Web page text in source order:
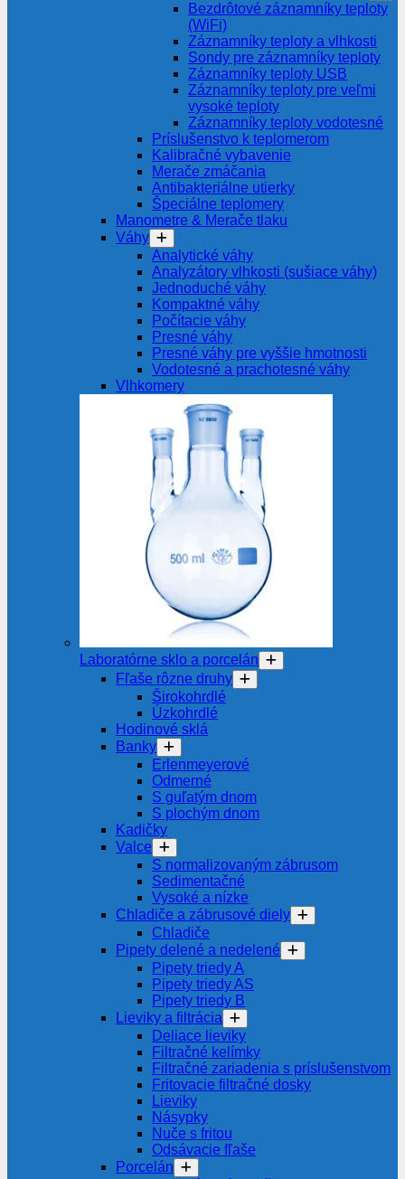
Bezdrôtové záznamníky teploty
(WiFi)
Záznamníky teploty a vlhkosti
Sondy pre záznamníky teploty
Záznamníky teploty USB
Záznamníky teploty pre veľmi
vysoké teploty
Záznamníky teploty vodotesné
Príslušenstvo k teplomerom
Kalibračné vybavenie
Merače zmáčania
Antibakteriálne utierky
Špeciálne teplomery
Manometre & Merače tlaku
Váhy
Analytické váhy
Analyzátory vlhkosti (sušiace váhy)
Jednoduché váhy
Kompaktné váhy
Počítacie váhy
Presné váhy
Presné váhy pre vyššie hmotnosti
Vodotesné a prachotesné váhy
Vlhkomery
Laboratórne sklo a porcelán
Fľaše rôzne druhy
Širokohrdlé
Úzkohrdlé
Hodinové sklá
Banky
Erlenmeyerové
Odmerné
S guľatým dnom
S plochým dnom
Kadičky
Valce
S normalizovaným zábrusom
Sedimentačné
Vysoké a nízke
Chladiče a zábrusové diely
Chladiče
Pipety delené a nedelené
Pipety triedy A
Pipety triedy AS
Pipety triedy B
Lieviky a filtrácia
Deliace lieviky
Filtračné kelímky
Filtračné zariadenia s príslušenstvom
Fritovacie filtračné dosky
Lieviky
Násypky
Nuče s fritou
Odsávacie fľaše
Porcelán